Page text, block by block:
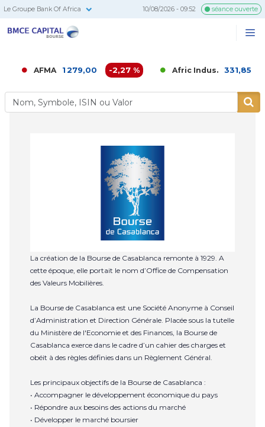
Le Groupe Bank Of Africa 10/08/2026 - 09:52 séance ouverte
AFMA 1 279,00 -2,27 % Afric Indus. 331,85
La création de la Bourse de Casablanca remonte à 1929. A
cette époque, elle portait le nom d’Office de Compensation
des Valeurs Mobilières.
La Bourse de Casablanca est une Société Anonyme à Conseil
d’Administration et Direction Générale. Placée sous la tutelle
du Ministère de l'Economie et des Finances, la Bourse de
Casablanca exerce dans le cadre d’un cahier des charges et
obéit à des règles définies dans un Règlement Général.
Les principaux objectifs de la Bourse de Casablanca :
• Accompagner le développement économique du pays
• Répondre aux besoins des actions du marché
• Développer le marché boursier